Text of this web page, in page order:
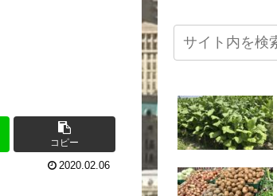
コピー
2020.02.06